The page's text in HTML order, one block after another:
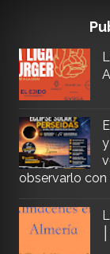
observarlo con